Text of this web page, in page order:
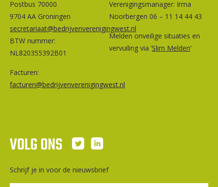
Postbus 70000
9704 AA Groningen
secretariaat@bedrijvenverenigingwest.nl
BTW nummer:
NL820355392B01
Facturen:
facturen@bedrijvenverenigingwest.nl
Ver­e­ni­gings­ma­na­ger: Irma
Noorbergen 06 – 11 14 44 43
Melden onveilige situaties en
vervuiling via ‘Slim Melden‘
VOLG ONS
Schrijf je in voor de nieuwsbrief